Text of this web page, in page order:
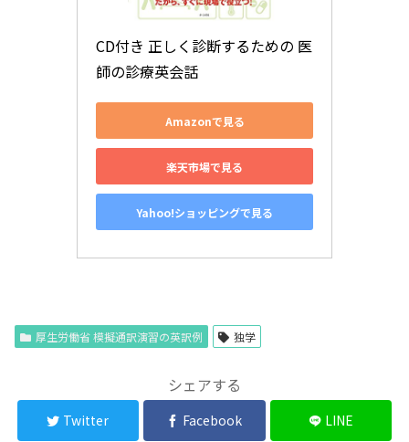
CD付き 正しく診断するための 医
師の診療英会話
Amazonで見る
楽天市場で見る
Yahoo!ショッピングで見る
厚生労働省 模擬通訳演習の英訳例 独学
シェアする
Twitter Facebook LINE